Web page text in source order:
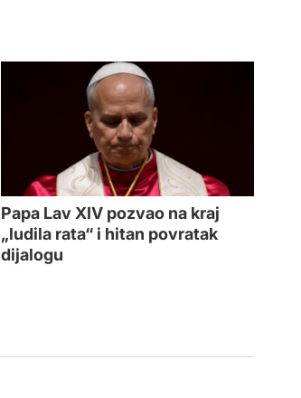
Papa Lav XIV pozvao na kraj
„ludila rata“ i hitan povratak
dijalogu